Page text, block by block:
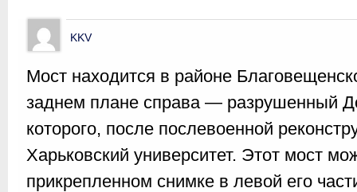
KKV
Мост находится в районе
заднем плане справа — разрушенный
которого, после послевоенной
Харьковский университет. Этот мост
прикрепленном снимке в левой его